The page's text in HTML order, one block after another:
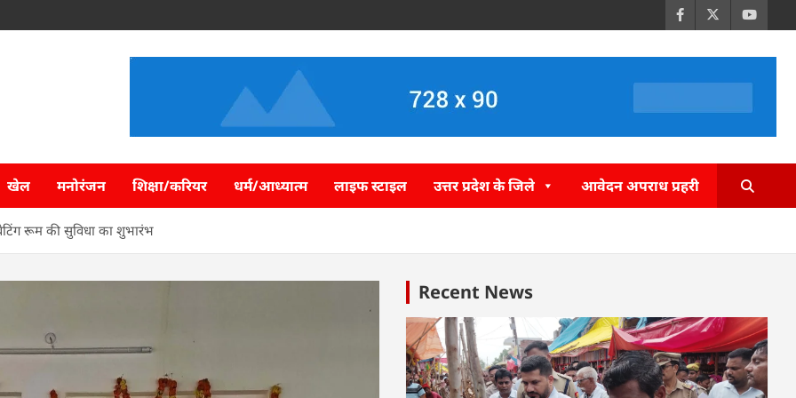
खेल मनोरंजन शिक्षा/करियर धर्म/आध्यात्म लाइफ स्टाइल उत्तर प्रदेश के जिले आवेदन अपराध प्रहरी
रूम की सुविधा का शुभारंभ
Recent News